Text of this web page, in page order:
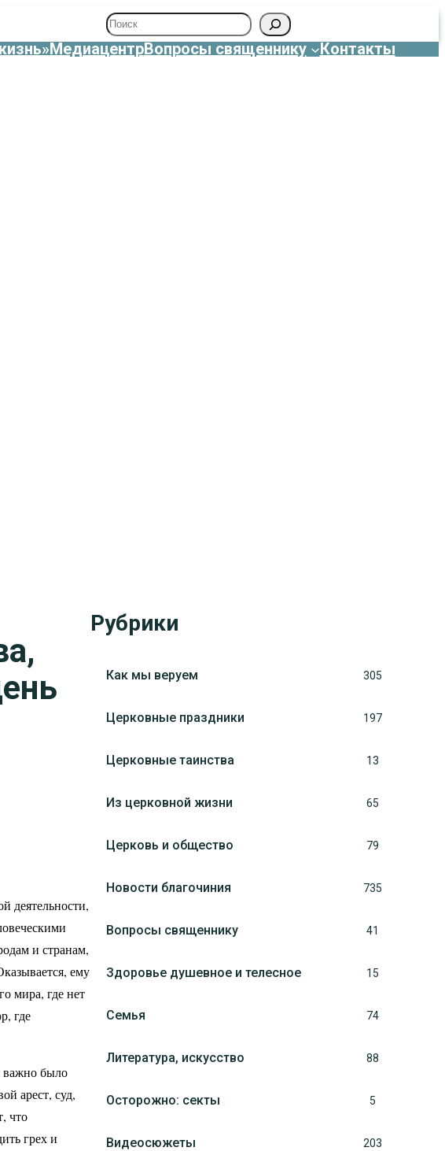
Поиск
МедиацентрВопросы священнику Контакты
деятельности,
и странам,
ему
мира, где нет
где
важно было
арест, суд,
что
грех и
Рубрики
Как мы веруем 305
Церковные праздники 197
Церковные таинства 13
Из церковной жизни 65
Церковь и общество 79
Новости благочиния 735
Вопросы священнику 41
Здоровье душевное и телесное 15
Семья 74
Литература, искуcство 88
Осторожно: секты 5
Видеосюжеты 203